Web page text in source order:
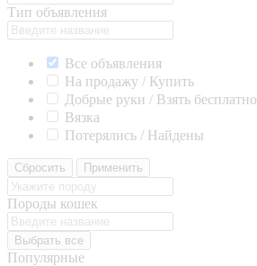
Тип объявления
Все объявления
На продажу / Купить
Добрые руки / Взять бесплатно
Вязка
Потерялись / Найдены
Сбросить Применить
Породы кошек
Выбрать все
Популярные